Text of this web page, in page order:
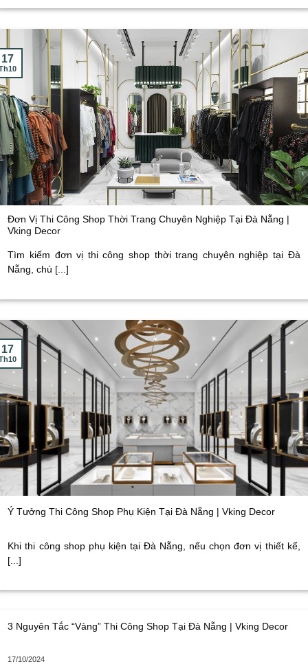
Đơn Vị Thi Công Shop Thời Trang Chuyên Nghiệp Tại Đà Nẵng |
Vking Decor
Tìm kiếm đơn vị thi công shop thời trang chuyên nghiệp tại Đà
Nẵng, chú [...]
17
Ý Tưởng Thi Công Shop Phụ Kiện Tại Đà Nẵng | Vking Decor
Khi thi công shop phụ kiện tại Đà Nẵng, nếu chọn đơn vị thiết kế,
[...]
17
3 Nguyên Tắc “Vàng” Thi Công Shop Tại Đà Nẵng | Vking Decor
17/10/2024